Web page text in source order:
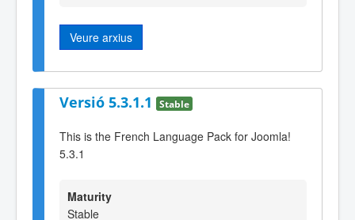
Veure arxius
Versió 5.3.1.1 Stable
This is the French Language Pack for Joomla!
5.3.1
Maturity
Stable